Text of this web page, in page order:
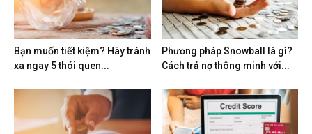
Bạn muốn tiết kiệm? Hãy tránh
xa ngay 5 thói quen...
Phương pháp Snowball là gì?
Cách trả nợ thông minh với...